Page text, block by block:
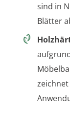
sind in
Blätter